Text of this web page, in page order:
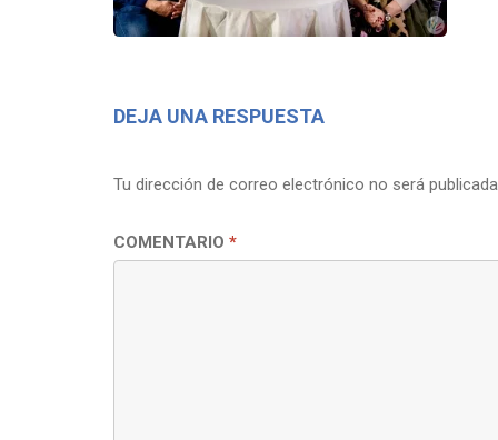
DEJA UNA RESPUESTA
Tu dirección de correo electrónico no será publicada.
COMENTARIO *